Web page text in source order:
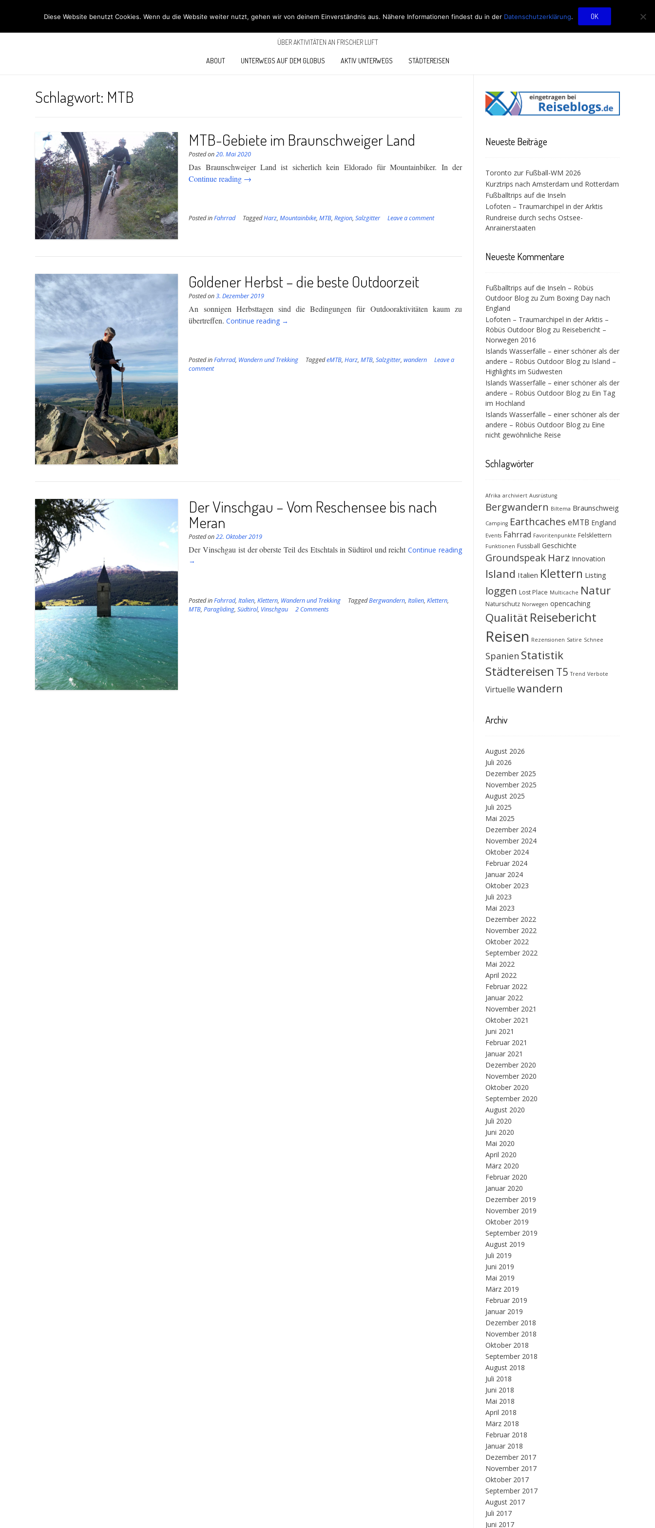
RÖBÜS OUTDOOR BLOG
ÜBER AKTIVITÄTEN AN FRISCHER LUFT
ABOUT UNTERWEGS AUF DEM GLOBUS AKTIV UNTERWEGS STÄDTEREISEN
Schlagwort: MTB
MTB-Gebiete im Braunschweiger Land
Posted on20. Mai 2020
Das Braunschweiger Land ist sicherlich kein Eldorado für Mountainbiker. In der
Continue reading “MTB-
Braunschweiger
Land”
→
Posted inFahrrad TaggedHarz,Mountainbike,MTB,Region,Salzgitter Leave a comment
Goldener Herbst – die beste Outdoorzeit
Posted on3. Dezember 2019
An sonnigen Herbsttagen sind die Bedingungen für Outdooraktivitäten kaumzu
übertreffen. Continue reading
“Goldener
beste
→
Posted inFahrrad, Wandern und Trekking TaggedeMTB,Harz,MTB,Salzgitter,wandern
Leave a
comment
Der Vinschgau – Vom Reschensee bis nach
Meran
Posted on22. Oktober 2019
Der Vinschgau ist der oberste Teil des Etschtals in Südtirol und reicht Continue reading“Der
Vinschgau
Reschensee
→
Posted inFahrrad,Italien,Klettern, Wandern und Trekking TaggedBergwandern,Italien,Klettern,
MTB,Paragliding,Südtirol, Vinschgau 2 Comments
Neueste Beiträge
Toronto zur Fußball-WM 2026
Kurztrips nach Amsterdam und Rotterdam
Fußballtrips auf die Inseln
Lofoten – Traumarchipel in der Arktis
Rundreise durch sechs Ostsee-
Anrainerstaaten
Neueste Kommentare
Fußballtrips auf die Inseln – Röbüs
Outdoor Blog zu Zum Boxing Day nach
England
Lofoten – Traumarchipel in der Arktis –
Röbüs Outdoor Blog zu Reisebericht –
Norwegen 2016
Islands Wasserfälle – einer schöner als der
andere – Röbüs Outdoor Blog zu Island –
Highlights im Südwesten
Islands Wasserfälle – einer schöner als der
andere – Röbüs Outdoor Blog zu Ein Tag
im Hochland
Islands Wasserfälle – einer schöner als der
andere – Röbüs Outdoor Blog zu Eine
nicht gewöhnliche Reise
Schlagwörter
Afrika archiviert Ausrüstung
Bergwandern Biltema Braunschweig
Camping Earthcaches eMTB England
Events Fahrrad Favoritenpunkte Felsklettern
Funktionen Fussball Geschichte
Groundspeak Harz Innovation
Island Italien Klettern Listing
loggen Lost Place Multicache Natur
Naturschutz Norwegen opencaching
Qualität Reisebericht
Reisen Rezensionen Satire Schnee
Spanien Statistik
Städtereisen T5 Trend Verbote
Virtuelle wandern
Archiv
August 2026
Juli 2026
Dezember 2025
November 2025
August 2025
Juli 2025
Mai 2025
Dezember 2024
November 2024
Oktober 2024
Februar 2024
Januar 2024
Oktober 2023
Juli 2023
Mai 2023
Dezember 2022
November 2022
Oktober 2022
September 2022
Mai 2022
April 2022
Februar 2022
Januar 2022
November 2021
Oktober 2021
Juni 2021
Februar 2021
Januar 2021
Dezember 2020
November 2020
Oktober 2020
September 2020
August 2020
Juli 2020
Juni 2020
Mai 2020
April 2020
März 2020
Februar 2020
Januar 2020
Dezember 2019
November 2019
Oktober 2019
September 2019
August 2019
Juli 2019
Juni 2019
Mai 2019
März 2019
Februar 2019
Januar 2019
Dezember 2018
November 2018
Oktober 2018
September 2018
August 2018
Juli 2018
Juni 2018
Mai 2018
April 2018
März 2018
Februar 2018
Januar 2018
Dezember 2017
November 2017
Oktober 2017
September 2017
August 2017
Juli 2017
Juni 2017
Diese Website benutzt Cookies. Wenn du die Website weiter nutzt, gehen wir von deinem Einverständnis aus. Nähere Informationen findest du in der Datenschutzerklärung. OK